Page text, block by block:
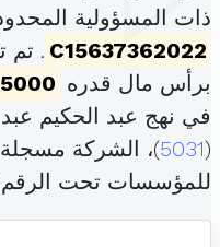
ذات المسؤولية
C15637362022
برأس مال قدره 5000 د.ت
في نهج عبد الحكيم
(
5031)، الشركة
للمؤسسات تحت الرقم